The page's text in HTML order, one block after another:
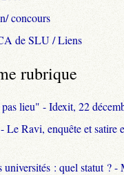
concours
de SLU / Liens
rubrique
lieu" - Idexit, 22
Le Ravi, enquête et satire
universités : quel statut ? -